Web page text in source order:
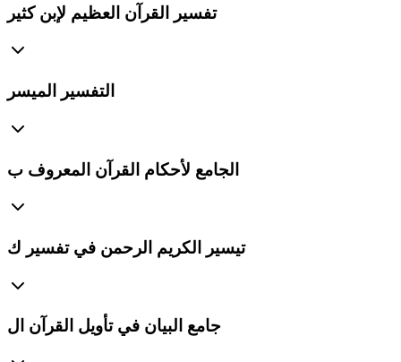
تفسير القرآن العظيم لإبن كثير
التفسير الميسر
الجامع لأحكام القرآن المعروف ب
تيسير الكريم الرحمن في تفسير ك
جامع البيان في تأويل القرآن ال